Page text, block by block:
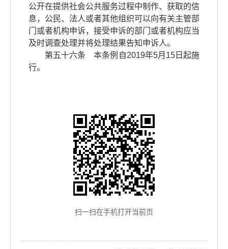
公开在提供社会公共服务过程中制作、获取的信
息，公民、法人或者其他组织可以向有关主管部
门或者机构申诉，接受申诉的部门或者机构应当
及时调查处理并将处理结果告知申诉人。
第五十六条 本条例自2019年5月15日起施
行。
扫一扫在手机打开当前页